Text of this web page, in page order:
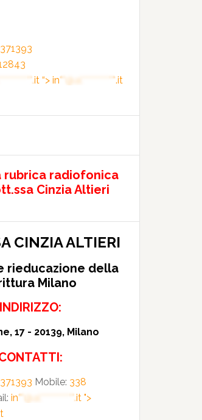
“> in**@al***********.it
rubrica radiofonica
Cinzia Altieri
CINZIA ALTIERI
rieducazione della
Milano
INDIRIZZO:
17 - 20139, Milano
Mobile: 338
in**@al***********.it ">